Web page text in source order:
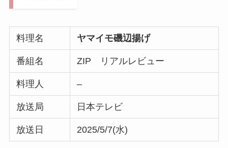
料理名 ヤマイモ磯辺揚げ
番組名 ZIP リアルレビュー
料理人 –
放送局 日本テレビ
放送日 2025/5/7(水)